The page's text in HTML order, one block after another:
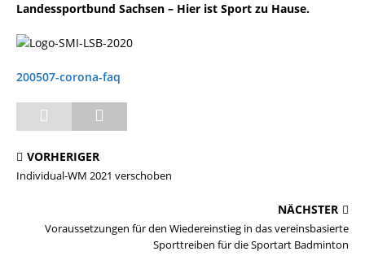
Landessportbund Sachsen – Hier ist Sport zu Hause.
200507-corona-faq
VORHERIGER
Individual-WM 2021 verschoben
NÄCHSTER
Voraussetzungen für den Wiedereinstieg in das vereinsbasierte
Sporttreiben für die Sportart Badminton